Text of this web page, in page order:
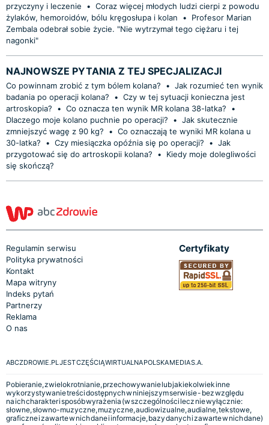
przyczyny i leczenie
• Coraz więcej młodych ludzi cierpi z powodu
żylaków, hemoroidów, bólu kręgosłupa i kolan
•
Profesor Marian
Zembala odebrał sobie życie. "Nie wytrzymał tego ciężaru i tej
nagonki"
NAJNOWSZE PYTANIA Z TEJ SPECJALIZACJI
Co powinnam zrobić z tym bólem kolana? • Jak rozumieć ten wynik
badania po operacji kolana?
• Czy w tej sytuacji konieczna jest
artroskopia?
• Co oznacza ten wynik MR kolana 38-latka?
•
Dlaczego moje kolano puchnie po operacji?
• Jak skutecznie
zmniejszyć wagę z 90 kg?
• Co oznaczają te wyniki MR kolana u
30-latka?
• Czy miesiączka opóźnia się po operacji? • Jak
przygotować się do artroskopii kolana?
•
Kiedy moje dolegliwości
się skończą?
Regulamin serwisu
Polityka prywatności
Kontakt
Mapa witryny
Indeks pytań
Partnerzy
Reklama
O nas
Certyfikaty
ABCZDROWIE.PL JEST CZĘŚCIĄ WIRTUALNA POLSKA MEDIA S.A.
Pobieranie, zwielokrotnianie, przechowywanie lub jakiekolwiek inne
wykorzystywanie treści dostępnych w niniejszym serwisie - bez względu
na ich charakter i sposób wyrażenia (w szczególności lecz nie wyłącznie:
słowne, słowno-muzyczne, muzyczne, audiowizualne, audialne, tekstowe,
graficzne i zawarte w nich dane i informacje, bazy danych i zawarte w nich dane)